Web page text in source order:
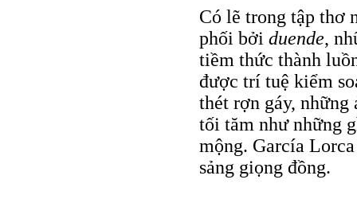
Có lẽ trong tập thơ
phối bởi duende,
tiềm thức thành
được trí tuệ kiểm
thét rợn gáy,
tối tăm như những
mộng. García
sảng giọng đồng.